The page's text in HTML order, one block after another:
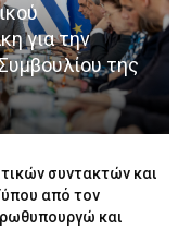
για την
της
συντακτών και
από τον
και